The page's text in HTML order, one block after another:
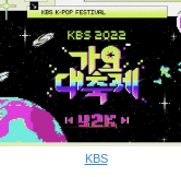
KBS